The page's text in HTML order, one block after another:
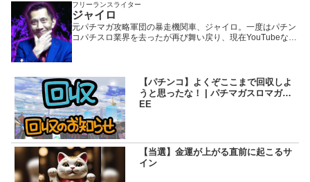
フリーランスライター
ジャイロ
元パチマガ攻略軍団の暴走機関車、ジャイロ。一度はパチン
コパチスロ業界を去ったが再び舞い戻り、現在YouTubeなど
ヤってる連中は俺に菓子折りの一つでも持って来いよ……。
【パチンコ】よくぞここまで回収しよ
うと思ったな！ | パチマガスロマガFR
EE
【当選】金運が上がる直前に起こるサ
イン